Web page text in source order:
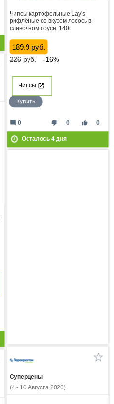
Чипсы картофельные Lay's
рифлёные со вкусом лосось в
сливочном соусе, 140г
189.9 руб.
226руб. -16%
Чипсы
Купить
thumb_down 0 thumb_up 0
mode_comment 0
Осталось 4дня
Суперцены
(4 - 10 Августа 2026)